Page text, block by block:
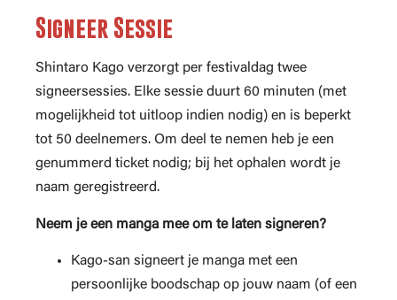
Signeer Sessie
Shintaro Kago verzorgt per festivaldag twee
signeersessies. Elke sessie duurt 60 minuten (met
mogelijkheid tot uitloop indien nodig) en is beperkt
tot 50 deelnemers. Om deel te nemen heb je een
genummerd ticket nodig; bij het ophalen wordt je
naam geregistreerd.
Neem je een manga mee om te laten signeren?
Kago-san signeert je manga met een
persoonlijke boodschap op jouw naam (of een